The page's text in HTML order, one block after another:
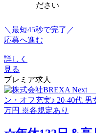
ださい
＼最短45秒で完了／
応募へ進む
詳しく
見る
プレミア求人